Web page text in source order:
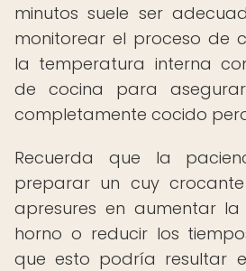
minutos suele ser
monitorear el proceso de
la temperatura interna
de cocina para
completamente cocido
Recuerda que la
preparar un cuy
apresures en aumentar
horno o reducir los
que esto podría resultar